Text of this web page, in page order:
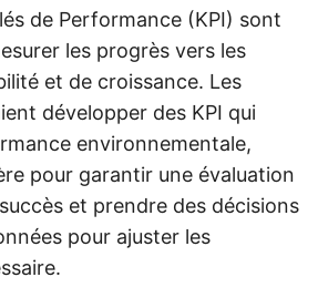
de Performance (KPI) sont
les progrès vers les
et de croissance. Les
développer des KPI qui
environnementale,
pour garantir une évaluation
et prendre des décisions
pour ajuster les